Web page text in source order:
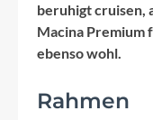
beruhigt cruisen,
Macina Premium
ebenso wohl.
Rahmen